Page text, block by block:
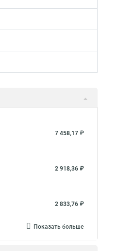
7 458,17 ₽
2 918,36 ₽
2 833,76 ₽
Показать больше